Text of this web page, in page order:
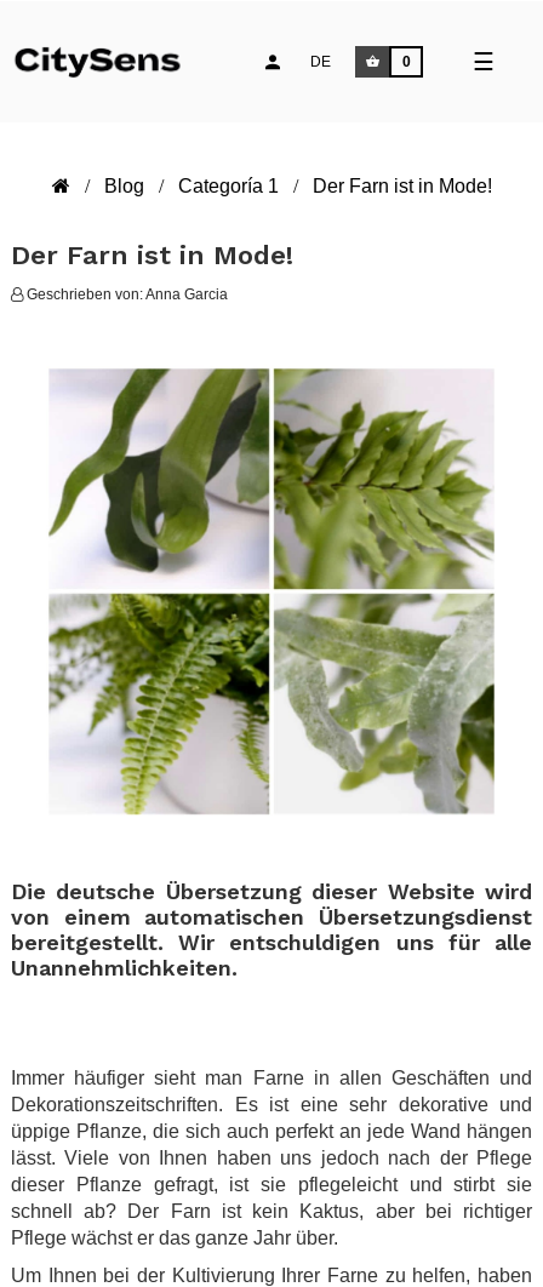
☰
DE 0
Blog Categoría 1 Der Farn ist in Mode!
Der Farn ist in Mode!
Geschrieben von:Anna Garcia
Die deutsche Übersetzung dieser Website wird
von einem automatischen Übersetzungsdienst
bereitgestellt. Wir entschuldigen uns für alle
Unannehmlichkeiten.
Immer häufiger sieht man Farne in allen Geschäften und
Dekorationszeitschriften. Es ist eine sehr dekorative und
üppige Pflanze, die sich auch perfekt an jede Wand hängen
lässt. Viele von Ihnen haben uns jedoch nach der Pflege
dieser Pflanze gefragt, ist sie pflegeleicht und stirbt sie
schnell ab? Der Farn ist kein Kaktus, aber bei richtiger
Pflege wächst er das ganze Jahr über.
Um Ihnen bei der Kultivierung Ihrer Farne zu helfen, haben